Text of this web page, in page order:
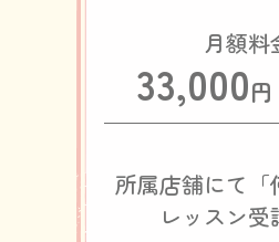
33,000円
所属店舗にて「
レッスン受